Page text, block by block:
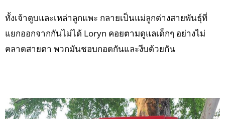
ทั้งเจ้าตูบและเหล่าลูกแพะ กลายเป็นแม่ลูกต่างสายพันธุ์ที่
แยกออกจากกันไม่ได้ Loryn คอยตามดูแลเด็กๆ อย่างไม่
คลาดสายตา พวกมันชอบกอดกันและงีบด้วยกัน